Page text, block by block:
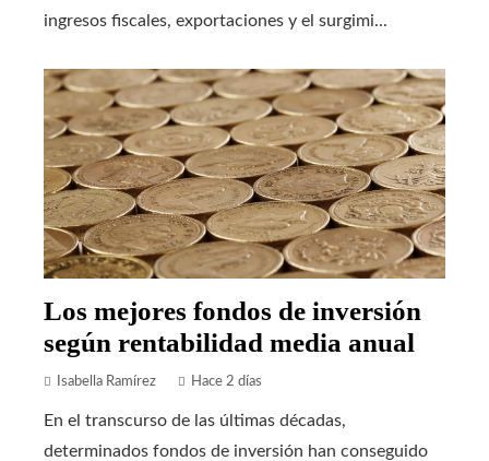
ingresos fiscales, exportaciones y el surgimi...
Los mejores fondos de inversión
según rentabilidad media anual
Isabella Ramírez Hace 2 días
En el transcurso de las últimas décadas,
determinados fondos de inversión han conseguido